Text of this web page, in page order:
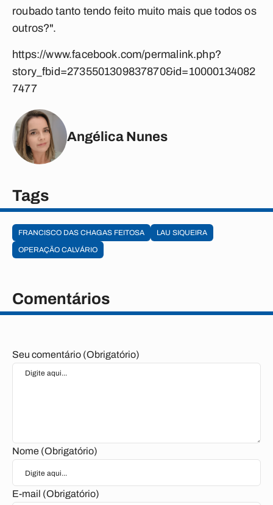
roubado tanto tendo feito muito mais que todos os
outros?".
https://www.facebook.com/permalink.php?
story_fbid=2735501309837870&id=10000134082
7477
Angélica Nunes
Tags
FRANCISCO DAS CHAGAS FEITOSA
LAU SIQUEIRA
OPERAÇÃO CALVÁRIO
Comentários
Seu comentário (Obrigatório)
Nome (Obrigatório)
E-mail (Obrigatório)